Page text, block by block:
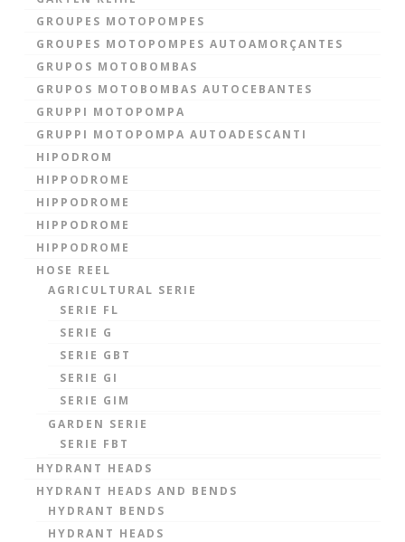
GROUPES MOTOPOMPES
GROUPES MOTOPOMPES AUTOAMORÇANTES
GRUPOS MOTOBOMBAS
GRUPOS MOTOBOMBAS AUTOCEBANTES
GRUPPI MOTOPOMPA
GRUPPI MOTOPOMPA AUTOADESCANTI
HIPODROM
HIPPODROME
HIPPODROME
HIPPODROME
HIPPODROME
HOSE REEL
AGRICULTURAL SERIE
SERIE FL
SERIE G
SERIE GBT
SERIE GI
SERIE GIM
GARDEN SERIE
SERIE FBT
HYDRANT HEADS
HYDRANT HEADS AND BENDS
HYDRANT BENDS
HYDRANT HEADS